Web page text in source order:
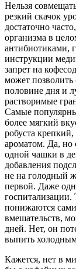
Нельзя
резкий скачок
достаточно
организма в
антибиотиками,
инструкции
запрет на
может
половине дня и
растворимые
Самые
более мягкий
робуста
ароматом. Да, но
одной чашки в
добавления
не на голодный
первой. Даже
понижаются
вмешательств,
дней. Нет, он
выпить
Кажется, нет в